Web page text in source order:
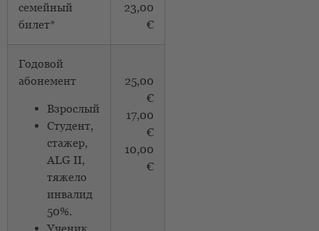
семейный
билет*
23,00
€
Годовой
абонемент
Взрослый
Студент,
стажер,
ALG II,
тяжело
инвалид
50%.
Ученик
25,00
€
17,00
€
10,00
€